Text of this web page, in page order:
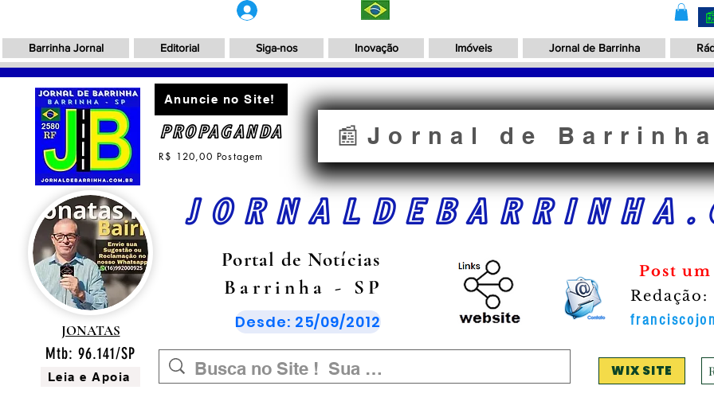
Barrinha Jornal Editorial Siga-nos Inovação Imóveis Jornal de Barrinha
JONATAS
Anuncie no Site!
PROPAGANDA
R$ 120,00 Postagem
📰Jornal de Barrinha
Portal de Notícias
Barrinha - SP
Desde: 25/09/2012
Post
Redação:
Mtb: 96.141/SP
Leia e Apoia WIX SITE